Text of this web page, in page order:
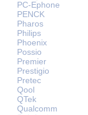
PC-Ephone
PENCK
Pharos
Philips
Phoenix
Possio
Premier
Prestigio
Pretec
Qool
QTek
Qualcomm